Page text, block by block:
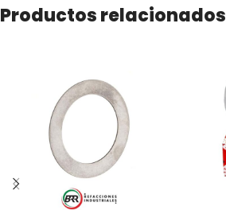
Productos relacionados